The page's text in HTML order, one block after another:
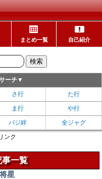
まとめ一覧 自己紹介
ーチ▼
さ行
た行
ま行
や行
バジ絆
全ジャグ
ンク
一覧
星